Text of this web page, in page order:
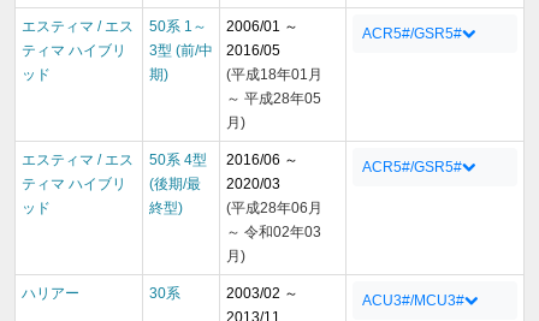
エスティマ / エス
ティマ ハイブリ
ッド
50系 1～
3型 (前/中
期)
2006/01 ～
2016/05
(平成18年01月
～ 平成28年05
月)
ACR5#/GSR5#
エスティマ / エス
ティマ ハイブリ
ッド
50系 4型
(後期/最
終型)
2016/06 ～
2020/03
(平成28年06月
～ 令和02年03
月)
ACR5#/GSR5#
ハリアー 30系
2003/02 ～
ACU3#/MCU3#